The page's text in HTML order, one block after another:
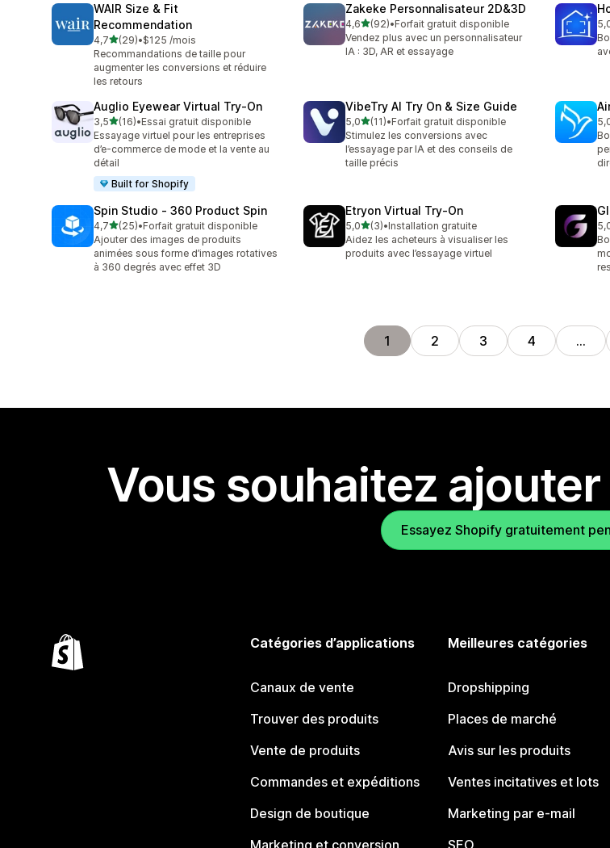
WAIR Size & Fit
Recommendation
4,7étoile(s) sur 5
(29)
29 avis au total
•$125 /mois
Recommandations de taille pour
augmenter les conversions et réduire
les retours
Zakeke Personnalisateur 2D&3D
4,6étoile(s) sur 5
(92)
92 avis au total
•Forfait gratuit disponible
Vendez plus avec un personnalisateur
IA : 3D, AR et essayage
2
Auglio Eyewear Virtual Try‑On
3,5étoile(s) sur 5
(16)
16 avis au total
•Essai gratuit disponible
Essayage virtuel pour les entreprises
d’e-commerce de mode et la vente au
détail
Built for Shopify
VibeTry AI Try On & Size Guide
5,0étoile(s) sur 5
(11)
11 avis au total
•Forfait gratuit disponible
Stimulez les conversions avec
l’essayage par IA et des conseils de
taille précis
6
Spin Studio ‑ 360 Product Spin
4,7étoile(s) sur 5
(25)
25 avis au total
•Forfait gratuit disponible
Ajouter des images de produits
animées sous forme d’images rotatives
à 360 degrés avec effet 3D
Etryon Virtual Try‑On
5,0étoile(s) sur 5
(3)
3 avis au total
•Installation gratuite
Aidez les acheteurs à visualiser les
produits avec l’essayage virtuel
8
1 2 3 4 …
Vous souhaitez
Essayez Shopify gratuitement
Catégories d’applications
Canaux de vente
Trouver des produits
Vente de produits
Commandes et expéditions
Design de boutique
Meilleures catégories
Dropshipping
Places de marché
Avis sur les produits
Ventes incitatives et lots
Marketing par e-mail